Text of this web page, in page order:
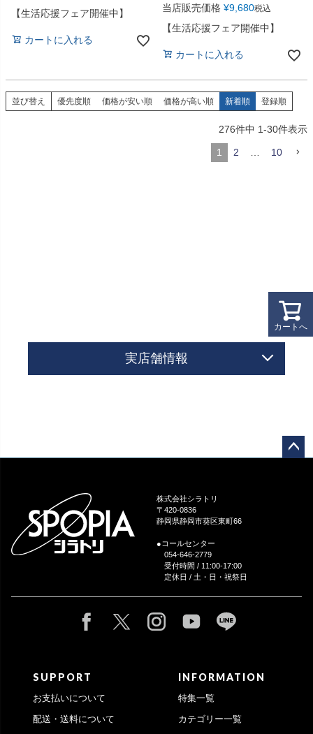
【生活応援フェア開催中】
カートに入れる
当店販売価格 ¥9,680税込
【生活応援フェア開催中】
カートに入れる
並び替え 優先度順 価格が安い順 価格が高い順 新着順 登録順
276件中 1-30件表示
1 2 10
カートへ
実店舗情報
株式会社シラトリ
〒420-0836
静岡県静岡市葵区東町66
●コールセンター
054-646-2779
受付時間 / 11:00-17:00
定休日 / 土・日・祝祭日
SUPPORT
お支払いについて
配送・送料について
INFORMATION
特集一覧
カテゴリー一覧